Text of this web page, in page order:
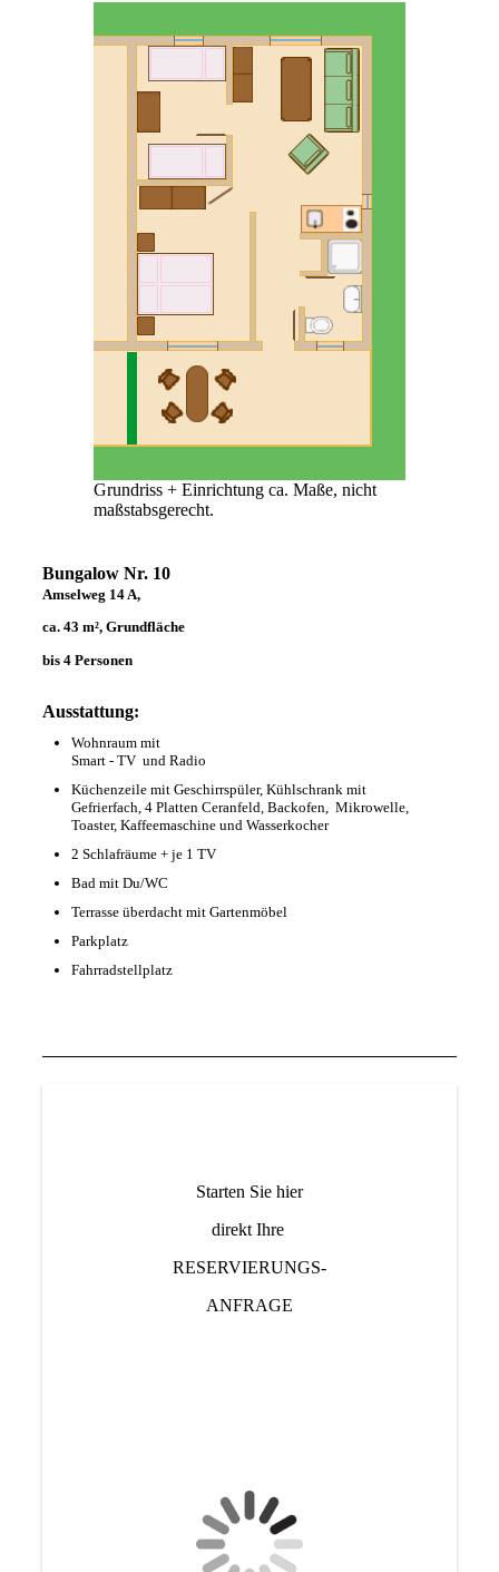
Grundriss + Einrichtung ca. Maße, nicht
maßstabsgerecht.
Bungalow Nr. 10
Amselweg 14 A,
ca. 43 m², Grundfläche
bis 4 Personen
Ausstattung:
Wohnraum mit
Smart - TV und Radio
Küchenzeile mit Geschirrspüler, Kühlschrank mit
Gefrierfach, 4 Platten Ceranfeld, Backofen, Mikrowelle,
Toaster, Kaffeemaschine und Wasserkocher
2 Schlafräume + je 1 TV
Bad mit Du/WC
Terrasse überdacht mit Gartenmöbel
Parkplatz
Fahrradstellplatz
Starten Sie hier
direkt Ihre
RESERVIERUNGS-
ANFRAGE